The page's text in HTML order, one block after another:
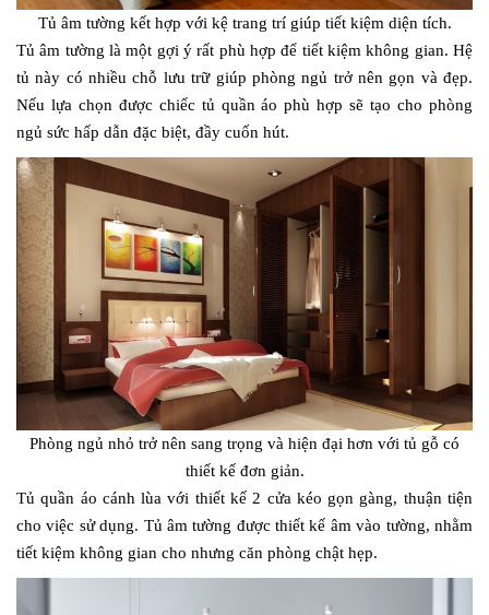
Tủ âm tường kết hợp với kệ trang trí giúp tiết kiệm diện tích.
Tủ âm tường là một gợi ý rất phù hợp để tiết kiệm không gian. Hệ
tủ này có nhiều chỗ lưu trữ giúp phòng ngủ trở nên gọn và đẹp.
Nếu lựa chọn được chiếc tủ quần áo phù hợp sẽ tạo cho phòng
ngủ sức hấp dẫn đặc biệt, đầy cuốn hút.
Phòng ngủ nhỏ trở nên sang trọng và hiện đại hơn với tủ gỗ có
thiết kế đơn giản.
Tủ quần áo cánh lùa với thiết kế 2 cửa kéo gọn gàng, thuận tiện
cho việc sử dụng. Tủ âm tường được thiết kế âm vào tường, nhằm
tiết kiệm không gian cho nhưng căn phòng chật hẹp.